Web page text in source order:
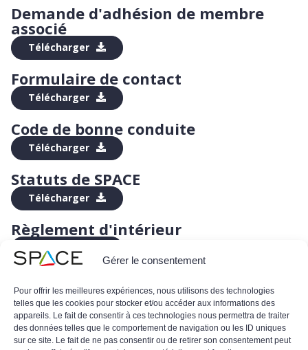
Gérer le consentement
Pour offrir les meilleures expériences, nous utilisons des technologies
telles que les cookies pour stocker et/ou accéder aux informations des
appareils. Le fait de consentir à ces technologies nous permettra de traiter
des données telles que le comportement de navigation ou les ID uniques
sur ce site. Le fait de ne pas consentir ou de retirer son consentement peut
Demande d'adhésion de membre
associé
Télécharger
Formulaire de contact
Télécharger
Code de bonne conduite
Télécharger
Statuts de SPACE
Télécharger
Règlement d'intérieur
Télécharger
Télécharger tous les documents
Télécharger